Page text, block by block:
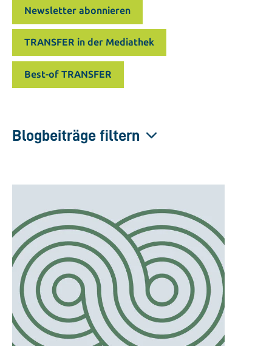
Newsletter abonnieren
TRANSFER in der Mediathek
Best-of TRANSFER
Blogbeiträge filtern